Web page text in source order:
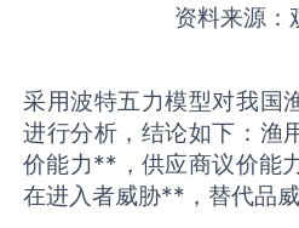
资料来源：
采用波特五力模型对我国
进行分析，结论如下：渔
价能力**，供应商议价能
在进入者威胁**，替代品威